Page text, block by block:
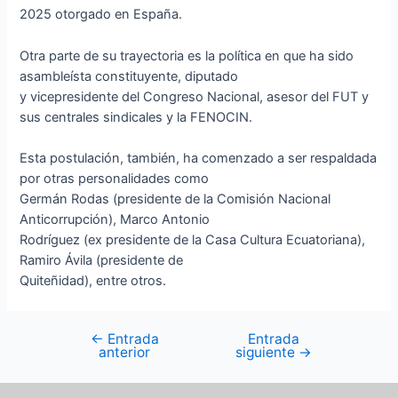
2025 otorgado en España.
Otra parte de su trayectoria es la política en que ha sido
asambleísta constituyente, diputado
y vicepresidente del Congreso Nacional, asesor del FUT y
sus centrales sindicales y la FENOCIN.
Esta postulación, también, ha comenzado a ser respaldada
por otras personalidades como
Germán Rodas (presidente de la Comisión Nacional
Anticorrupción), Marco Antonio
Rodríguez (ex presidente de la Casa Cultura Ecuatoriana),
Ramiro Ávila (presidente de
Quiteñidad), entre otros.
← Entrada
anterior
Entrada
siguiente →